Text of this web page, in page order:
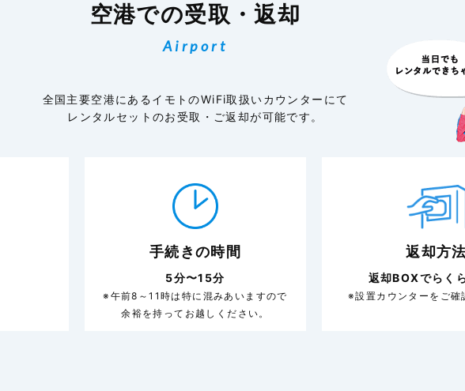
空港での受取・返却
Airport
全国主要空港にあるイモトのWiFi取扱いカウンターにて
レンタルセットのお受取・ご返却が可能です。
手続きの時間 返却方
5分〜15分
※午前8～11時は特に混みあいますので
余裕を持ってお越しください。
返却BOXでらく
※設置カウンターをご確